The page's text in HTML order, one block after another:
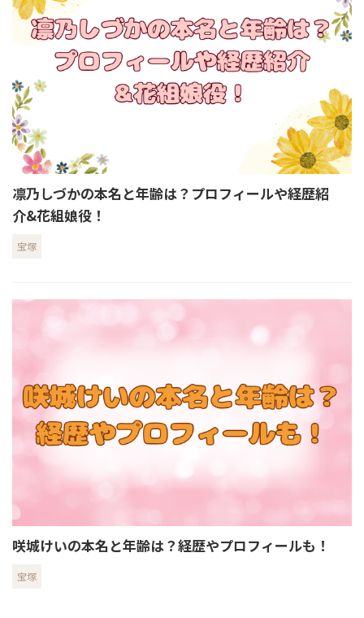
凛乃しづかの本名と年齢は？プロフィールや経歴紹
介&花組娘役！
宝塚
咲城けいの本名と年齢は？経歴やプロフィールも！
宝塚